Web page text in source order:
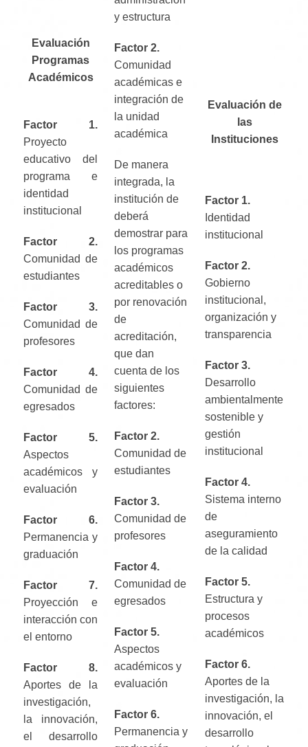
Evaluación
Programas
Académicos
Factor 1.
Proyecto
educativo del
programa e
identidad
institucional
Factor 2.
Comunidad de
estudiantes
Factor 3.
Comunidad de
profesores
Factor 4.
Comunidad de
egresados
Factor 5.
Aspectos
académicos y
evaluación
Factor 6.
Permanencia y
graduación
Factor 7.
Proyección e
interacción con
el entorno
Factor 8.
Aportes de la
investigación,
la innovación,
el desarrollo
y estructura
Factor 2.
Comunidad
académicas e
integración de
la unidad
académica
De manera
integrada, la
institución de
deberá
demostrar para
los programas
académicos
acreditables o
por renovación
de
acreditación,
que dan
cuenta de los
siguientes
factores:
Factor 2.
Comunidad de
estudiantes
Factor 3.
Comunidad de
profesores
Factor 4.
Comunidad de
egresados
Factor 5.
Aspectos
académicos y
evaluación
Factor 6.
Permanencia y
Evaluación de
las
Instituciones
Factor 1.
Identidad
institucional
Factor 2.
Gobierno
institucional,
organización y
transparencia
Factor 3.
Desarrollo
ambientalmente
sostenible y
gestión
institucional
Factor 4.
Sistema interno
de
aseguramiento
de la calidad
Factor 5.
Estructura y
procesos
académicos
Factor 6.
Aportes de la
investigación, la
innovación, el
desarrollo